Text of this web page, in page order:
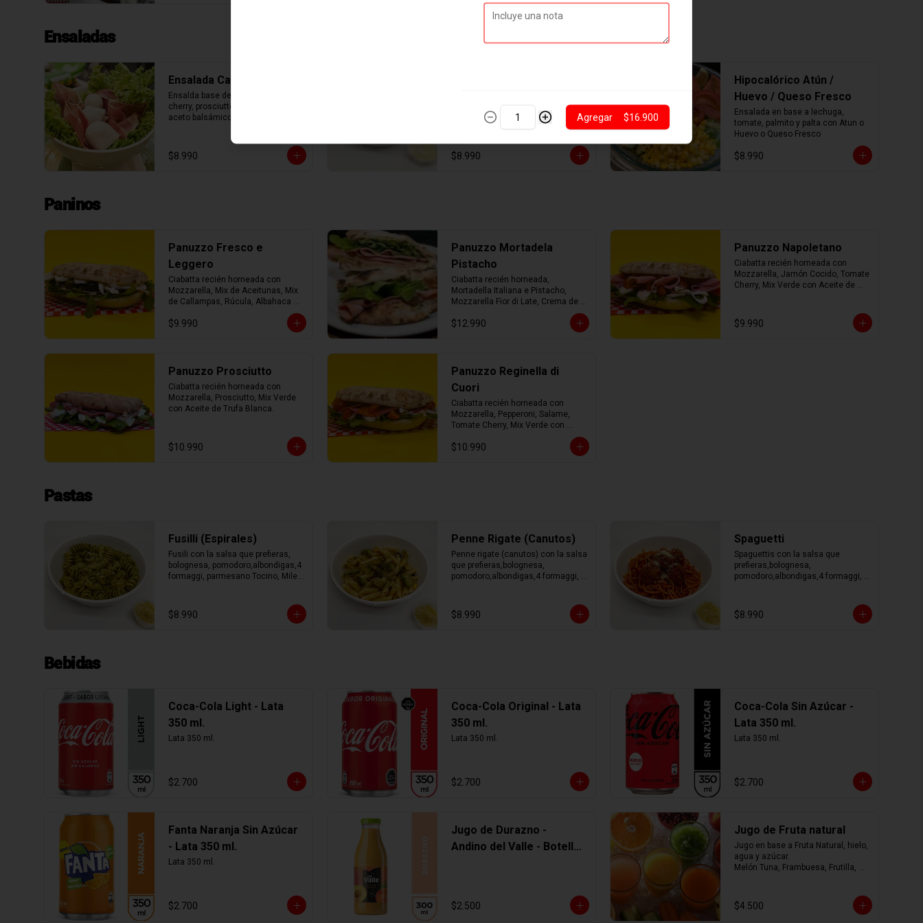
Ensaladas
Ensalada Caprese
Ensalda base de lechuga, tomate
cherry, prosciutto, bocconcini y
aceto balsámico.
$8.990
salteado, queso parmesano,
crutones y salsa césar.
$8.990
Hipocalórico Atún /
Huevo / Queso Fresco
Ensalada en base a lechuga,
tomate, palmito y palta con Atun o
Huevo o Queso Fresco
$8.990
Paninos
Panuzzo Fresco e
Leggero
Ciabatta recién horneada con
Mozzarella, Mix de Aceitunas, Mix
de Callampas, Rúcula, Albahaca
$9.990
Panuzzo Mortadela
Pistacho
Ciabatta recién horneada,
Mortadella Italiana e Pistacho,
Mozzarella Fior di Late, Crema de
mozzarella fresca y mix verde con
AOEV
$12.990
Panuzzo Napoletano
Ciabatta recién horneada con
Mozzarella, Jamón Cocido, Tomate
Cherry, Mix Verde con Aceite de
$9.990
Panuzzo Prosciutto
Ciabatta recién horneada con
Mozzarella, Prosciutto, Mix Verde
con Aceite de Trufa Blanca.
$10.990
Panuzzo Reginella di
Cuori
Ciabatta recién horneada con
Mozzarella, Pepperoni, Salame,
Tomate Cherry, Mix Verde con
$10.990
Pastas
Fusilli (Espirales)
Fusili con la salsa que prefieras,
bolognesa, pomodoro,albondigas,4
formaggi, parmesano Tocino, Mile
$8.990
Penne Rigate (Canutos)
Penne rigate (canutos) con la salsa
que prefieras,bolognesa,
pomodoro,albondigas,4 formaggi,
$8.990
Spaguetti
Spaguettis con la salsa que
prefieras,bolognesa,
pomodoro,albondigas,4 formaggi,
$8.990
Bebidas
Coca-Cola Light - Lata
350 ml.
Lata 350 ml.
$2.700
Coca-Cola Original - Lata
350 ml.
Lata 350 ml.
$2.700
Coca-Cola Sin Azúcar -
Lata 350 ml.
Lata 350 ml.
$2.700
Fanta Naranja Sin Azúcar
- Lata 350 ml.
Lata 350 ml.
$2.700
Jugo de Durazno -
Andino del Valle - Botella
$2.500
Jugo de Fruta natural
Jugo en base a Fruta Natural, hielo,
agua y azúcar.
Melón Tuna, Frambuesa, Frutilla,
eliges
$4.500
Agregar $16.900